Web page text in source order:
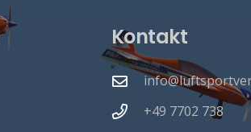
Kontakt
+49 7702 738